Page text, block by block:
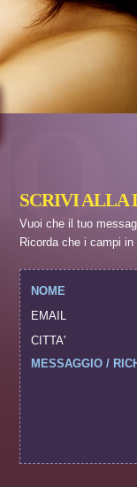
SCRIVI ALLA
Vuoi che il tuo
Ricorda che i campi in
NOME
EMAIL
CITTA'
MESSAGGIO /